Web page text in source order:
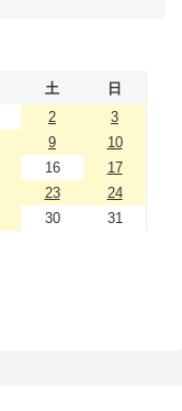
土
日
2
3
9
10
16
17
23
24
30 31